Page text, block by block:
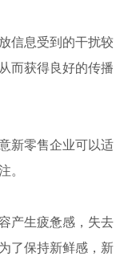
信息受到的干扰较
而获得良好的传播
新零售企业可以适
。
产生疲惫感，失去
了保持新鲜感，新